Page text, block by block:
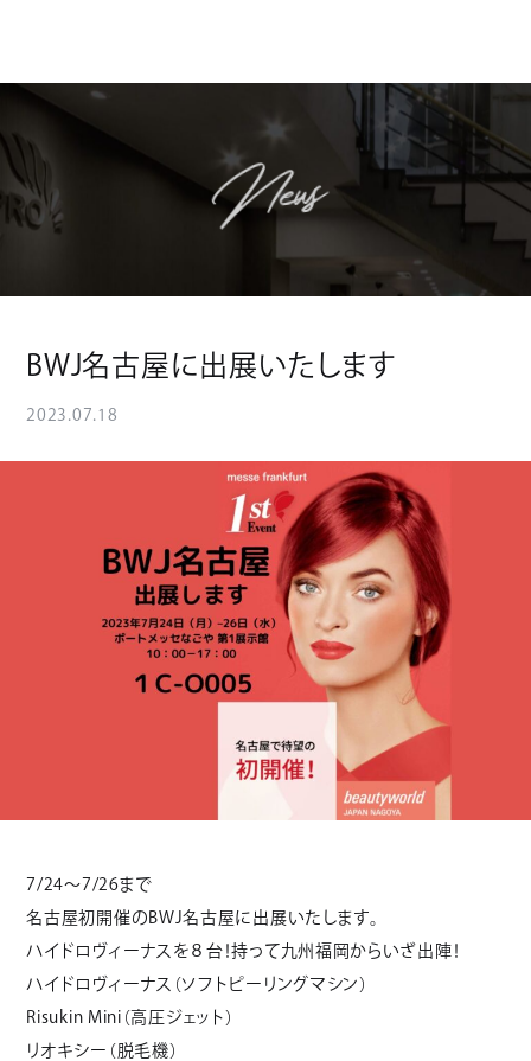
News
BWJ名古屋に出展いたします
2023.07.18
7/24～7/26まで
名古屋初開催のBWJ名古屋に出展いたします。
ハイドロヴィーナスを８台！持って九州福岡からいざ出陣！
ハイドロヴィーナス（ソフトピーリングマシン）
Risukin Mini（高圧ジェット）
リオキシー（脱毛機）